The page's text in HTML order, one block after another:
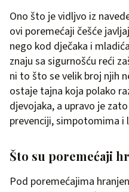
Ono što je vidljvo iz
ovi poremećaji češće
nego kod dječaka i
znaju sa sigurnošću reći
ni to što se velik broj njih
ostaje tajna koja polako
djevojaka, a upravo je
prevenciji, simpotomima i
Što su poremećaji
Pod poremećajima